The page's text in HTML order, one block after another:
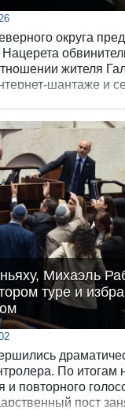
округа
жителя
шантаже и
правонарушений:
до
огромного
Михаэль
туре и
По итогам
и повторного
пост